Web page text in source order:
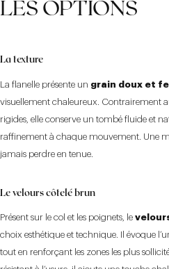
LES OPTIONS
La texture
La flanelle présente un grain doux et
visuellement chaleureux. Contrairement
rigides, elle conserve un tombé fluide et
raffinement à chaque mouvement. Une
jamais perdre en tenue.
Le velours côtelé brun
Présent sur le col et les poignets, le
choix esthétique et technique. Il évoque
tout en renforçant les zones les plus